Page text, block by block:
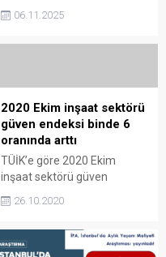
Araştırması Ekim 2025
Raporunu yayınladı. Zira
%42,30 arttı. İPA, İstanbul’da
Yaşam Maliyeti Araştırması
Ekim 2025 Raporunu
yayınladı İstanbul Planlama
Ajansı (İPA), İstanbul’da
Yaşam Maliyeti Araştırması
Ekim 2025 Raporunu
yayınladı. Zira araştırmaya
06.11.2025
2020 Ekim inşaat sektörü
güven endeksi binde 6
oranında arttı
TÜİK’e göre 2020 Ekim
inşaat sektörü güven
endeksi, göre binde 6
artarak, 83,8 oldu. 2020
endeksi binde 6 oranında
26.10.2020